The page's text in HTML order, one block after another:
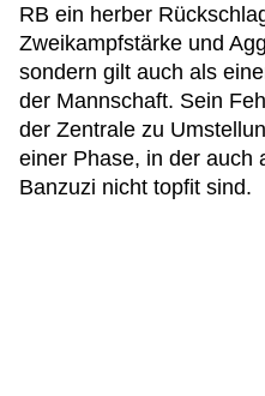
RB ein herber
Zweikampfstärke und
sondern gilt auch als
der Mannschaft. Sein
der Zentrale zu
einer Phase, in der auch
Banzuzi nicht topfit sind.